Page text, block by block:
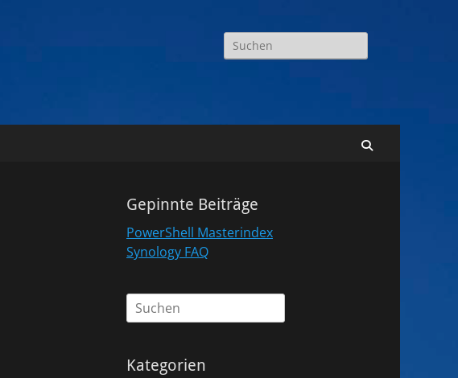
Suchen
nach:
Gepinnte Beiträge
PowerShell Masterindex
Synology FAQ
Suchen
nach:
Kategorien